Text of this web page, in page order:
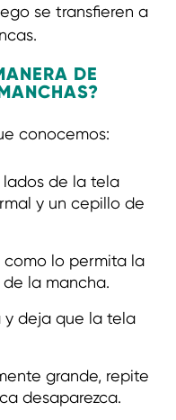
se transfieren a
DE
conocemos:
lados de la tela
y un cepillo de
lo permita la
la mancha.
y deja que la tela
grande, repite
desaparezca.